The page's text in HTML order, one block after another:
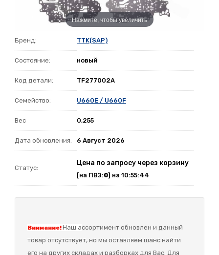
Нажмите, чтобы увеличить
Бренд: TTK(SAP)
Состояние: новый
Код детали: TF277002A
Семейство: U660E / U660F
Вес 0,255
Дата обновления: 6 Август 2026
Статус:
Цена по запросу через корзину
[на ПВЗ:0] на 10:55:44
Внимание!Наш ассортимент обновлен и данный
товар отсутствует, но мы оставляем шанс найти
его на других складах и разборках для Вас. Для